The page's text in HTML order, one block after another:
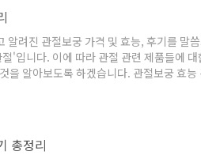
알려진 관절보궁 가격 및 효능, 후기를 말
'입니다. 이에 따라 관절 관련 제품들에
을 알아보도록 하겠습니다. 관절보궁 효
습니다. ① 관절보궁[보]는 연골과 관절
총정리